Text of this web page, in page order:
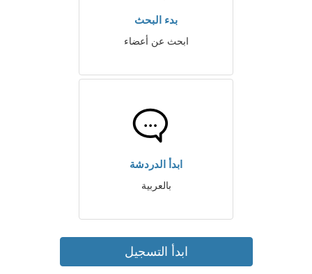
بدء البحث
ابحث عن أعضاء
ابدأ الدردشة
بالعربية
ابدأ التسجيل